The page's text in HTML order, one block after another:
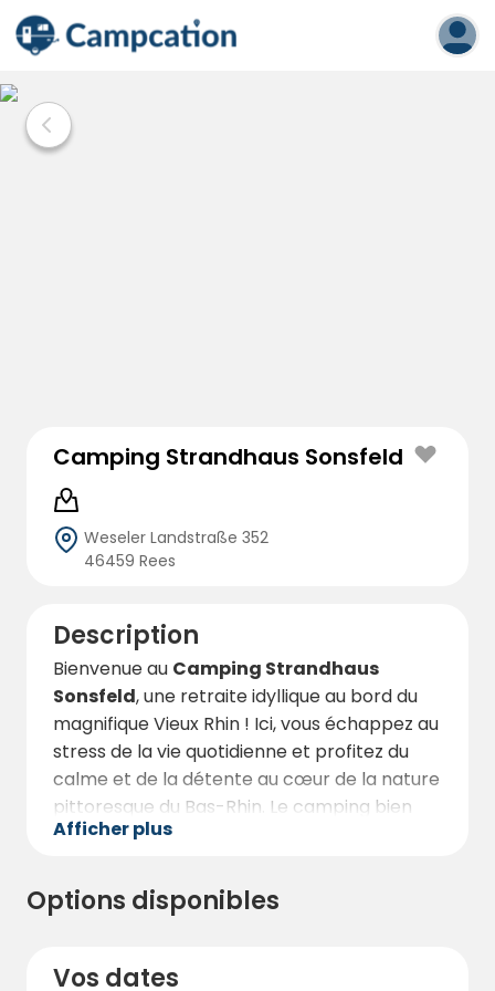
Camping Strandhaus Sonsfeld
Weseler Landstraße 352
46459 Rees
Description
Bienvenue au Camping Strandhaus
Sonsfeld, une retraite idyllique au bord du
magnifique Vieux Rhin ! Ici, vous échappez au
stress de la vie quotidienne et profitez du
calme et de la détente au cœur de la nature
pittoresque du Bas-Rhin. Le camping bien
entretenu propose des emplacements pour
bien pour les campeurs permanents que
pour les visiteurs de courte durée.
est parfait pour des vacances en camping
Afficher plus
Options disponibles
Vos dates